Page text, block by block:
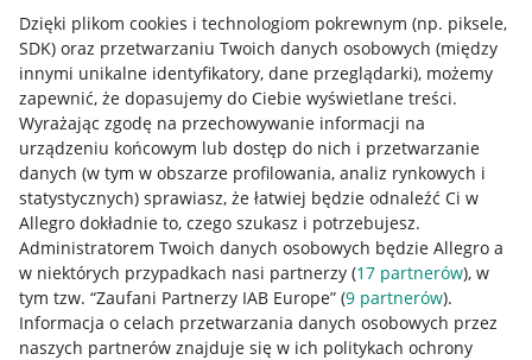
Dzięki plikom cookies i technologiom pokrewnym (np. piksele,
SDK) oraz przetwarzaniu Twoich danych osobowych (między
innymi unikalne identyfikatory, dane przeglądarki), możemy
zapewnić, że dopasujemy do Ciebie wyświetlane treści.
Wyrażając zgodę na przechowywanie informacji na
urządzeniu końcowym lub dostęp do nich i przetwarzanie
danych (w tym w obszarze profilowania, analiz rynkowych i
statystycznych) sprawiasz, że łatwiej będzie odnaleźć Ci w
Allegro dokładnie to, czego szukasz i potrzebujesz.
Administratorem Twoich danych osobowych będzie Allegro a
w niektórych przypadkach nasi partnerzy (17 partnerów), w
tym tzw. “Zaufani Partnerzy IAB Europe” (9 partnerów).
Informacja o celach przetwarzania danych osobowych przez
naszych partnerów znajduje się w ich politykach ochrony
Przydatne informacje